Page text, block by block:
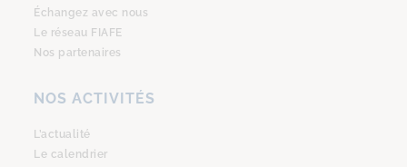
Échangez avec nous
Le réseau FIAFE
Nos partenaires
NOS ACTIVITÉS
L’actualité
Le calendrier